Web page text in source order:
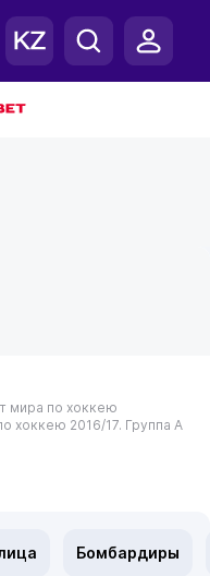
мира по хоккею
хоккею 2016/17. Группа А
Бомбардиры